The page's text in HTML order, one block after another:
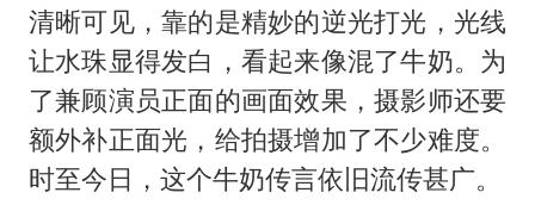
清晰可见，靠的是精妙的逆光打光，光线
让水珠显得发白，看起来像混了牛奶。为
了兼顾演员正面的画面效果，摄影师还要
额外补正面光，给拍摄增加了不少难度。
时至今日，这个牛奶传言依旧流传甚广。